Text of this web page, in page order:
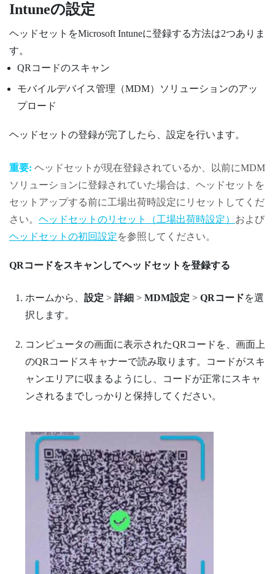
Intuneの設定
ヘッドセットをMicrosoft Intuneに登録する方法は2つありま
す。
QRコードのスキャン
モバイルデバイス管理（MDM）ソリューションのアッ
プロード
ヘッドセットの登録が完了したら、設定を行います。
重要: ヘッドセットが現在登録されているか、以前にMDM
ソリューションに登録されていた場合は、ヘッドセットを
セットアップする前に工場出荷時設定にリセットしてくだ
さい。 ヘッドセットのリセット（工場出荷時設定） および
ヘッドセットの初回設定を参照してください。
QRコードをスキャンしてヘッドセットを登録する
ホームから、 設定 > 詳細 > MDM設定 > QRコードを選
択します。
コンピュータの画面に表示されたQRコードを、画面上
のQRコードスキャナーで読み取ります。コードがスキ
ャンエリアに収まるようにし、コードが正常にスキャ
ンされるまでしっかりと保持してください。